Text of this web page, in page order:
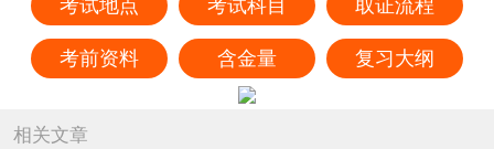
考试地点 考试科目 取证流程
考前资料 含金量 复习大纲
相关文章